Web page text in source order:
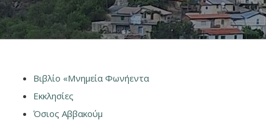
Βιβλίο «Μνημεία Φωνήεντα
Εκκλησίες
Όσιος Αββακούμ